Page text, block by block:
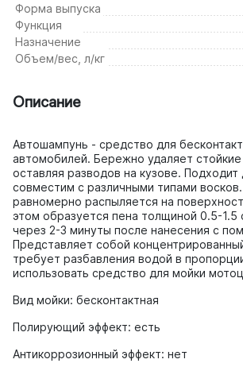
Форма выпуска
Функция
Назначение
Объем/вес, л/кг
Описание
Автошампунь - средство для
автомобилей. Бережно удаляет стойкие
оставляя разводов на кузове.
совместим с различными типами
равномерно распыляется на
этом образуется пена толщиной 0.5-
через 2-3 минуты после нанесения с
Представляет собой
требует разбавления водой в
использовать средство для мойки
Вид мойки: бесконтактная
Полирующий эффект: есть
Антикоррозионный эффект: нет